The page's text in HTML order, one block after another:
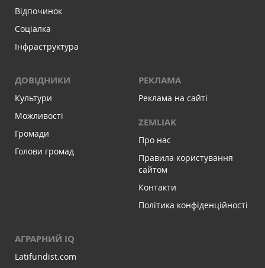
Відпочинок
Соціалка
Інфраструктура
ДОВІДНИКИ
Культури
Можливості
Громади
Голови громад
РЕКЛАМА
Реклама на сайті
ZEMLIAK
Про нас
Правила користування
сайтом
Контакти
Політика конфіденційності
АГРАРНИЙ IQ
Latifundist.com